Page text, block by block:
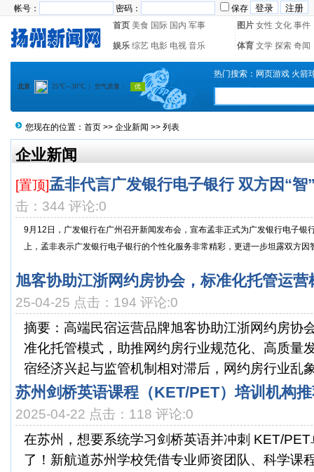
帐号： 密码：
保存
首页 美食 国际 国内 军事 图片 女性 文化 事件
娱乐 综艺 电影 电视 音乐 体育 文学 探索 奇闻
热门搜索： 网页游戏 火箭
您现在的位置： 首页 >> 企业新闻 >> 列表
企业新闻
[置顶]孟非代言广发银行电子银行 双方因“智
击：344 评论:0
9月12日，广发银行在广州召开新闻发布会，宣布孟非正式为广发银行电子银
上，孟非表示广发银行电子银行的个性化服务非常精彩，更进一步坦露双方因
旭客协助江浙网约房协会，标准化托管运
25-04-25 点击：194 评论:0
摘要：高端民宿运营品牌旭客协助江浙网约房协
准化托管模式，助推网约房行业规范化、高质量
宿经济兴起与监管机制相对滞后，网约房行业乱
苏州剑桥英语课程（KET/PET）培训机构
2025-04-22 点击：118 评论:0
在苏州，想要系统学习剑桥英语并冲刺 KET/
了！新航道苏州学校凭借专业师资团队、科学课